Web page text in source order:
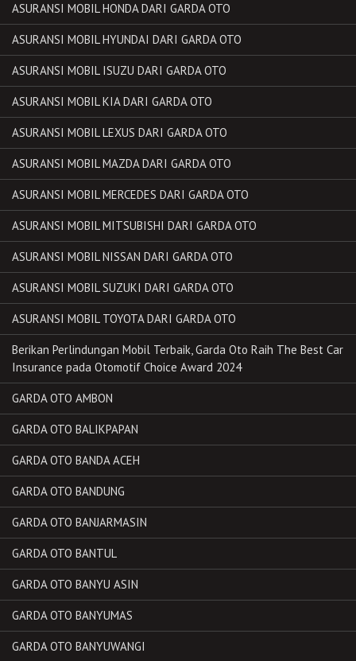
ASURANSI MOBIL HONDA DARI GARDA OTO
ASURANSI MOBIL HYUNDAI DARI GARDA OTO
ASURANSI MOBIL ISUZU DARI GARDA OTO
ASURANSI MOBIL KIA DARI GARDA OTO
ASURANSI MOBIL LEXUS DARI GARDA OTO
ASURANSI MOBIL MAZDA DARI GARDA OTO
ASURANSI MOBIL MERCEDES DARI GARDA OTO
ASURANSI MOBIL MITSUBISHI DARI GARDA OTO
ASURANSI MOBIL NISSAN DARI GARDA OTO
ASURANSI MOBIL SUZUKI DARI GARDA OTO
ASURANSI MOBIL TOYOTA DARI GARDA OTO
Berikan Perlindungan Mobil Terbaik, Garda Oto Raih The Best Car
Insurance pada Otomotif Choice Award 2024
GARDA OTO AMBON
GARDA OTO BALIKPAPAN
GARDA OTO BANDA ACEH
GARDA OTO BANDUNG
GARDA OTO BANJARMASIN
GARDA OTO BANTUL
GARDA OTO BANYU ASIN
GARDA OTO BANYUMAS
GARDA OTO BANYUWANGI